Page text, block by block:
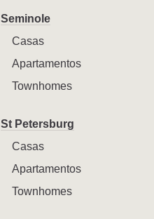
Seminole
Casas
Apartamentos
Townhomes
St Petersburg
Casas
Apartamentos
Townhomes